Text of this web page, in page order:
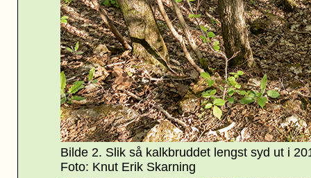
Bilde 2. Slik så kalkbruddet lengst syd ut i
Foto: Knut Erik Skarning